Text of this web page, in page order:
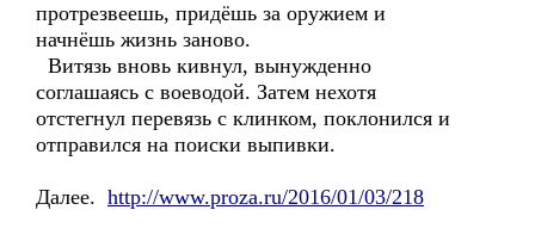
протрезвеешь, придёшь за оружием и
начнёшь жизнь заново.
Витязь вновь кивнул, вынужденно
соглашаясь с воеводой. Затем нехотя
отстегнул перевязь с клинком, поклонился и
отправился на поиски выпивки.
Далее. http://www.proza.ru/2016/01/03/218